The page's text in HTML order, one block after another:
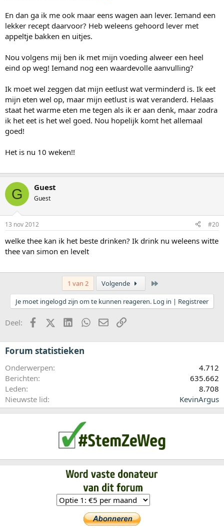
En dan ga ik me ook maar eens wagen aan lever. Iemand een
lekker recept daarvoor? Heb weleens gehoord lever met
appeltje bakken en uitjes.
Nou volgens mij ben ik met mijn voeding alweer een heel
eind op weg! Iemand nog een waardevolle aanvulling?
Ik moet wel zeggen dat mijn eetlust wat verminderd is. Ik eet
mijn eten wel op, maar mijn eetlust is wat veranderd. Helaas
staat het warme eten me tegen als ik er aan denk, maar zodra
ik het eet is het wel goed. Nou hopelijk komt het allemaal
goed!
Het is nu 10 weken!!
G Guest
Guest
13 nov 2012 #20
welke thee kan ik het beste drinken? Ik drink nu weleens witte
thee van simon en levelt
1 van 2 Volgende
Je moet ingelogd zijn om te kunnen reageren. Log in | Registreer
Deel: FacebookX (Twitter)LinkedInWhatsApp
E-mailkoppeling
Forum statistieken
Onderwerpen
4.712
Berichten
635.662
Leden
8.708
Nieuwste lid
KevinArgus